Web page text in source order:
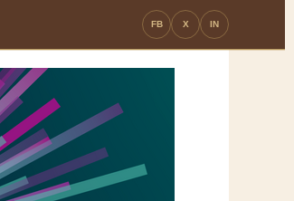
FB X IN